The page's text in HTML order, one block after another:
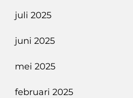
juli 2025
juni 2025
mei 2025
februari 2025